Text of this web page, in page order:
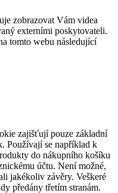
zobrazovat Vám videa
externími poskytovateli.
tomto webu následující
zajišťují pouze základní
Používají se například k
do nákupního košíku
účtu. Není možné,
jakékoliv závěry. Veškeré
předány třetím stranám.